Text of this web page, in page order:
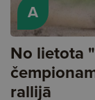
A
No lietota
rallijā